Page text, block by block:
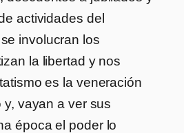
actividades del
involucran los
la libertad y nos
es la veneración
vayan a ver sus
época el poder lo